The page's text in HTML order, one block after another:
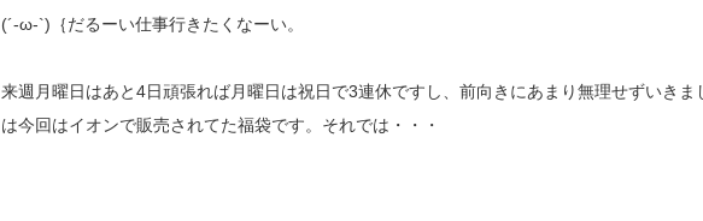
(´-ω-`)｛だるーい仕事行きたくなーい。
来週月曜日はあと4日頑張れば月曜日は祝日で3連休ですし、前向きにあまり無理せずいき
は今回はイオンで販売されてた福袋です。それでは・・・